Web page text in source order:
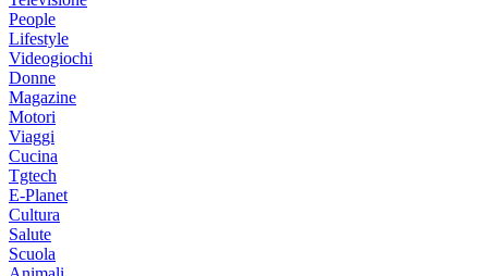
People
Lifestyle
Videogiochi
Donne
Magazine
Motori
Viaggi
Cucina
Tgtech
E-Planet
Cultura
Salute
Scuola